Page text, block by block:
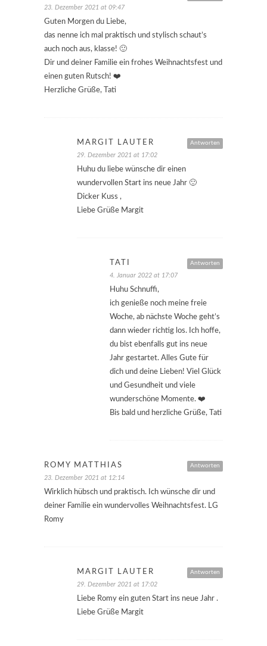
23. Dezember 2021 at 09:47
Guten Morgen du Liebe,
das nenne ich mal praktisch und stylisch schaut’s
auch noch aus, klasse! 🙂
Dir und deiner Familie ein frohes Weihnachtsfest und
einen guten Rutsch! ❤️
Herzliche Grüße, Tati
Antworten
MARGIT LAUTER
29. Dezember 2021 at 17:02
Huhu du liebe wünsche dir einen
wundervollen Start ins neue Jahr 🙂
Dicker Kuss ,
Liebe Grüße Margit
Antworten
TATI
4. Januar 2022 at 17:07
Huhu Schnuffi,
ich genieße noch meine freie
Woche, ab nächste Woche geht’s
dann wieder richtig los. Ich hoffe,
du bist ebenfalls gut ins neue
Jahr gestartet. Alles Gute für
dich und deine Lieben! Viel Glück
und Gesundheit und viele
wunderschöne Momente. ❤️
Bis bald und herzliche Grüße, Tati
Antworten
ROMY MATTHIAS
23. Dezember 2021 at 12:14
Wirklich hübsch und praktisch. Ich wünsche dir und
deiner Familie ein wundervolles Weihnachtsfest. LG
Romy
Antworten
MARGIT LAUTER
29. Dezember 2021 at 17:02
Liebe Romy ein guten Start ins neue Jahr .
Liebe Grüße Margit